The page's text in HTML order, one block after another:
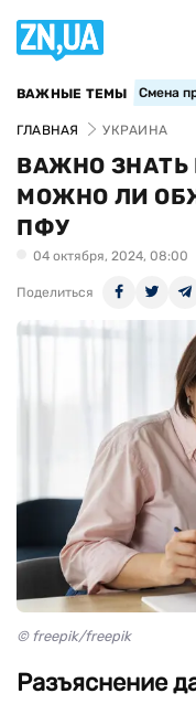
ВАЖНЫЕ ТЕМЫ Смена
ГЛАВНАЯ УКРАИНА
ВАЖНО
МОЖНО ЛИ
ПФУ
04 октября, 2024, 08:00
Поделиться
© freepik/freepik
Разъяснение